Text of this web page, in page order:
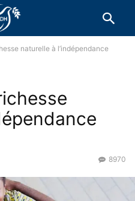
naturelle à l’indépendance
8970